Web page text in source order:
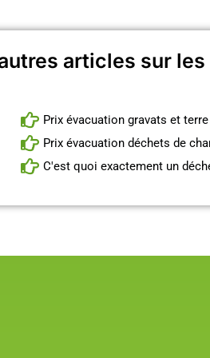
articles sur
Prix évacuation gravats et terre
Prix évacuation déchets de
C'est quoi exactement un